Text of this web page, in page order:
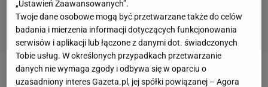
Zobacz wideo14-letnia Maja Chwalińska o
„Ustawień Zaawansowanych”.
Twoje dane osobowe mogą być przetwarzane także do celów
badania i mierzenia informacji dotyczących funkcjonowania
serwisów i aplikacji lub łączone z danymi dot. świadczonych
Tobie usług. W określonych przypadkach przetwarzanie
danych nie wymaga zgody i odbywa się w oparciu o
uzasadniony interes Gazeta.pl, jej spółki powiązanej – Agora